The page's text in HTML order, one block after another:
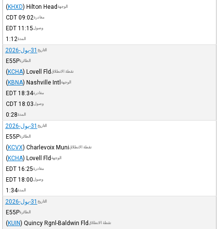
الوجهة Hilton Head
(KHXD)
مغادرة09:02
CDT
وصول 11:15
EDT
المدة1:12
التاريخ 31-يول-2026
الطائرةE55P
نقطة الانطلاق Lovell Fld
(KCHA)
الوجهة Nashville Intl
(KBNA)
مغادرة18:34
EDT
وصول 18:03
CDT
المدة0:28
التاريخ 31-يول-2026
الطائرةE55P
نقطة الانطلاقCharlevoix Muni
(KCVX)
الوجهة Lovell Fld
(KCHA)
مغادرة16:25
EDT
وصول 18:00
EDT
المدة1:34
التاريخ 31-يول-2026
الطائرةE55P
نقطة الانطلاق Quincy Rgnl-Baldwin Fld
(KUIN)